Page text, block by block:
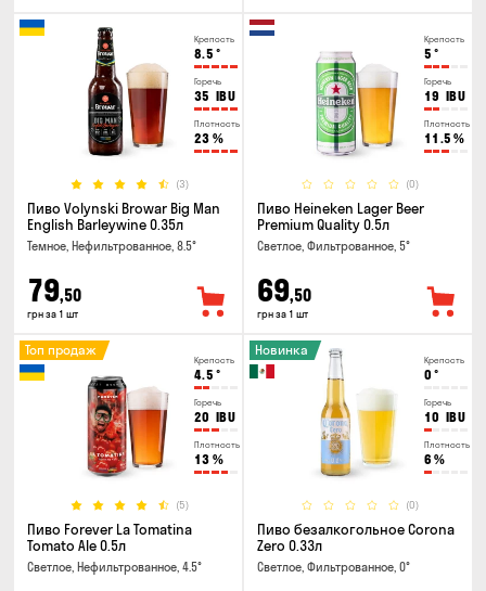
Крепость
8.5 °
Горечь
35 IBU
Плотность
23 %
(3)
Пиво Volynski Browar Big Man
English Barleywine 0.35л
Темное, Нефильтрованное, 8.5°
79,50
грн за 1 шт
Крепость
5 °
Горечь
19 IBU
Плотность
11.5 %
(0)
Пиво Heineken Lager Beer
Premium Quality 0.5л
Светлое, Фильтрованное, 5°
69,50
грн за 1 шт
Крепость
4.5 °
Горечь
20 IBU
Плотность
13 %
(5)
Топ продаж
Пиво Forever La Tomatina
Tomato Ale 0.5л
Светлое, Нефильтрованное, 4.5°
Крепость
0 °
Горечь
10 IBU
Плотность
6 %
(0)
Новинка
Пиво безалкогольное Corona
Zero 0.33л
Светлое, Фильтрованное, 0°